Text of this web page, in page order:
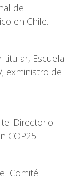
de
en Chile.
titular, Escuela
exministro de
Directorio
COP25.
Comité